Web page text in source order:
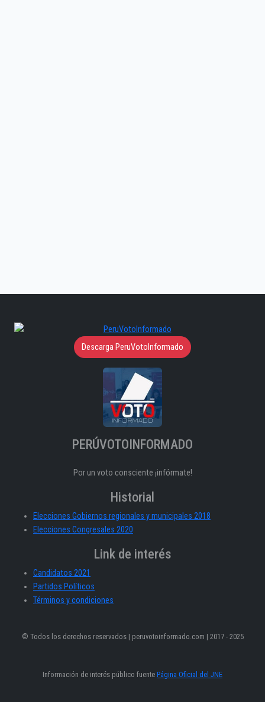
Descarga PeruVotoInformado
PERÚVOTOINFORMADO
Por un voto consciente ¡infórmate!
Historial
Elecciones Gobiernos regionales y municipales 2018
Elecciones Congresales 2020
Link de interés
Candidatos 2021
Partidos Políticos
Términos y condiciones
© Todos los derechos reservados | peruvotoinformado.com | 2017 - 2025
Información de interés público fuente Página Oficial del JNE